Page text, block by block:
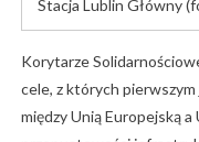
Stacja Lublin Główny
Korytarze
cele, z których
między Unią Europejską